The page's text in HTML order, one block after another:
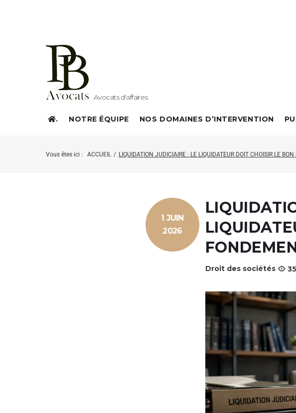
Avocats d'affaires
. NOTRE ÉQUIPE NOS DOMAINES D’INTERVENTION
Vous êtes ici : ACCUEIL / LIQUIDATION JUDICIAIRE : LE LIQUIDATEUR DOIT CHOISIR LE
1 JUIN
2026
Droit des sociétés